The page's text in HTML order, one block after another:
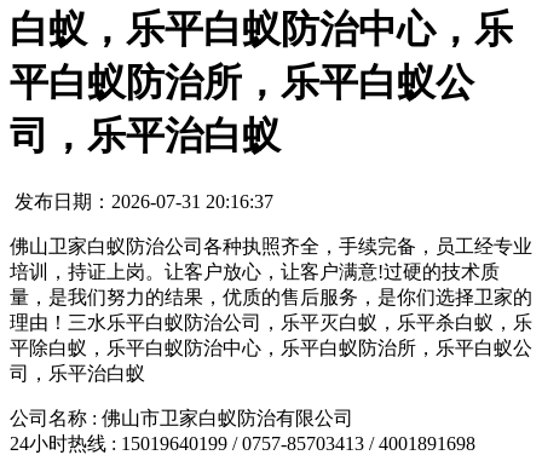
白蚁，乐平白蚁防治中心，乐
平白蚁防治所，乐平白蚁公
司，乐平治白蚁
发布日期：2026-07-31 20:16:37
佛山卫家白蚁防治公司各种执照齐全，手续完备，员工经专业
培训，持证上岗。让客户放心，让客户满意!过硬的技术质
量，是我们努力的结果，优质的售后服务，是你们选择卫家的
理由！三水乐平白蚁防治公司，乐平灭白蚁，乐平杀白蚁，乐
平除白蚁，乐平白蚁防治中心，乐平白蚁防治所，乐平白蚁公
司，乐平治白蚁
公司名称 : 佛山市卫家白蚁防治有限公司
24小时热线 : 15019640199 / 0757-85703413 / 4001891698